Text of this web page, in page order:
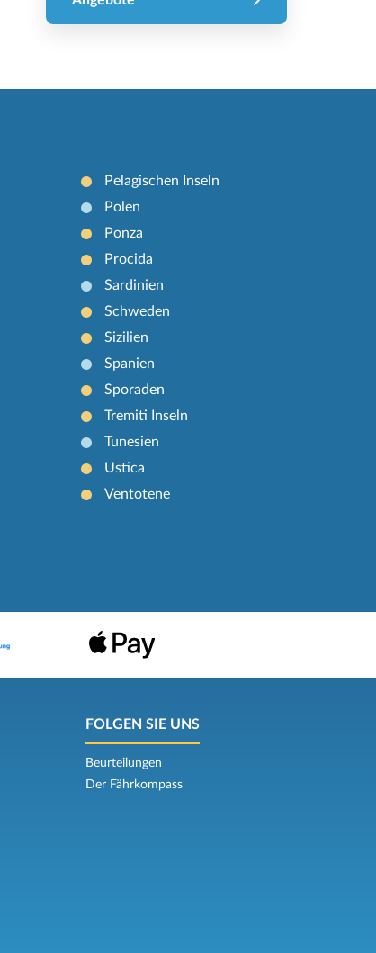
Pelagischen Inseln
Polen
Ponza
Procida
Sardinien
Schweden
Sizilien
Spanien
Sporaden
Tremiti Inseln
Tunesien
Ustica
Ventotene
FOLGEN SIE UNS
Beurteilungen
Der Fährkompass